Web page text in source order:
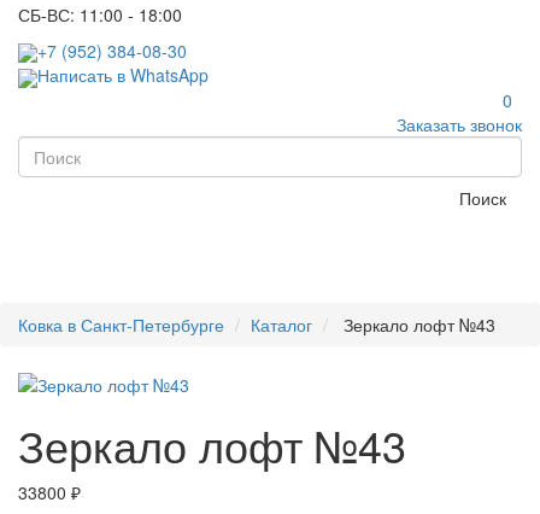
СБ-ВС: 11:00 - 18:00
+7 (952) 384-08-30
Написать в WhatsApp
0
Заказать звонок
Поиск
Ковка в Санкт-Петербурге Каталог Зеркало лофт №43
Зеркало лофт №43
33800 ₽